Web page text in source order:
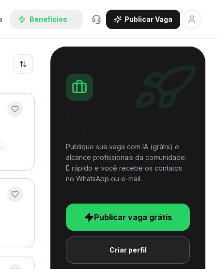
Benefícios Publicar Vaga
Recentes
Publique sua vaga com IA (grátis) e
alcance profissionais da comunidade.
É rápido e você recebe os contatos
no WhatsApp ou e-mail.
Publicar vaga grátis
Criar perfil